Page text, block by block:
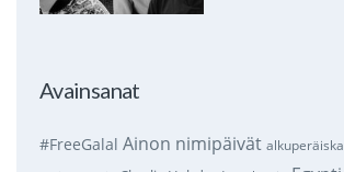
Avainsanat
#FreeGalal Ainon nimipäivät